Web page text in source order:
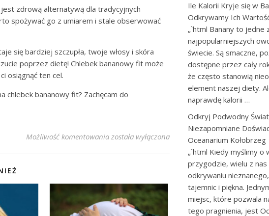
zdrową alternatywą dla tradycyjnych
spożywać go z umiarem i stale obserwować
się bardziej szczupła, twoje włosy i skóra
poprzez dietę! Chlebek bananowy fit może
osiągnąć ten cel.
chlebek bananowy fit? Zachęcam do
Możliwość komentowania Fit Przepis: Prosty i pyszny chlebek bananowy
została wyłączona
Ile Kalorii Kryje się w
Odkrywamy Ich
„`html Banany to jedne
najpopularniejszych
świecie. Są smaczne,
dostępne przez cały
że często stanowią
element naszej diety.
naprawdę kalorii …
Odkryj Podwodny
Niezapomniane
Oceanarium Kołobrzeg
„`html Kiedy myślimy o
przygodzie, wielu z nas
odkrywaniu
tajemnic i piękna.
miejsc, które pozwala
tego pragnienia, jest